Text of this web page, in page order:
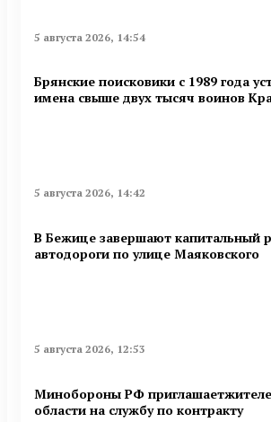
5 августа 2026, 14:54
Брянские поисковики с 1989 года
имена свыше двух тысяч воинов
5 августа 2026, 14:42
В Бежице завершают капитальный
автодороги по улице Маяковского
5 августа 2026, 12:53
Минобoроны РФ
области на службу по контракту